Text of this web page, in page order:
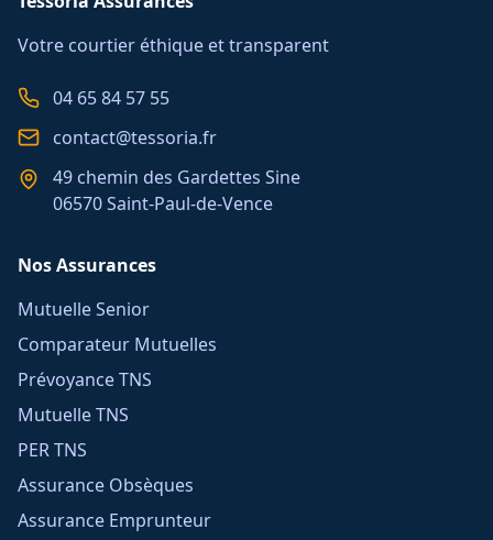
Votre courtier éthique et transparent
04 65 84 57 55
contact@tessoria.fr
49 chemin des Gardettes Sine
06570 Saint-Paul-de-Vence
Nos Assurances
Mutuelle Senior
Comparateur Mutuelles
Prévoyance TNS
Mutuelle TNS
PER TNS
Assurance Obsèques
Assurance Emprunteur